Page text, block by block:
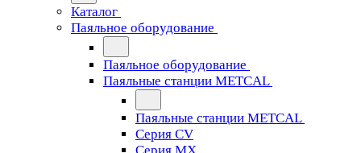
Каталог
Паяльное оборудование
Паяльное оборудование
Паяльные станции METCAL
Паяльные станции METCAL
Серия CV
Серия MX